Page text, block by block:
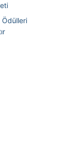
Ödülleri